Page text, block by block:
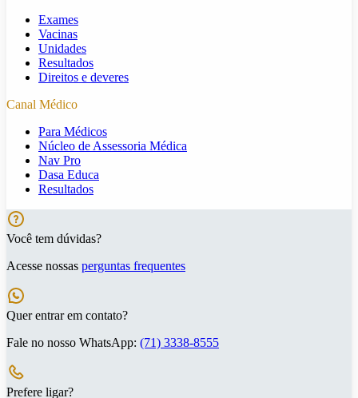
Exames
Vacinas
Unidades
Resultados
Direitos e deveres
Canal Médico
Para Médicos
Núcleo de Assessoria Médica
Nav Pro
Dasa Educa
Resultados
Você tem dúvidas?
Acesse nossas perguntas frequentes
Quer entrar em contato?
Fale no nosso WhatsApp: (71) 3338-8555
Prefere ligar?